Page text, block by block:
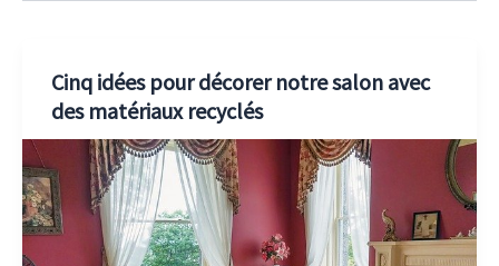
Cinq idées pour décorer notre salon avec
des matériaux recyclés